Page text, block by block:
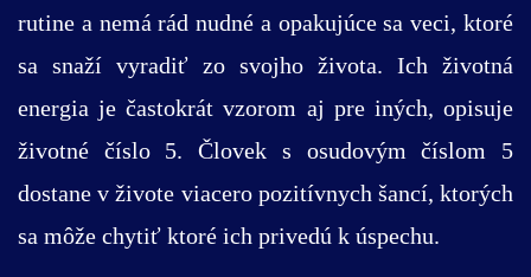
rutine a nemá rád nudné a opakujúce sa veci, ktoré
sa snaží vyradiť zo svojho života. Ich životná
energia je častokrát vzorom aj pre iných, opisuje
životné číslo 5. Človek s osudovým číslom 5
dostane v živote viacero pozitívnych šancí, ktorých
sa môže chytiť ktoré ich privedú k úspechu.